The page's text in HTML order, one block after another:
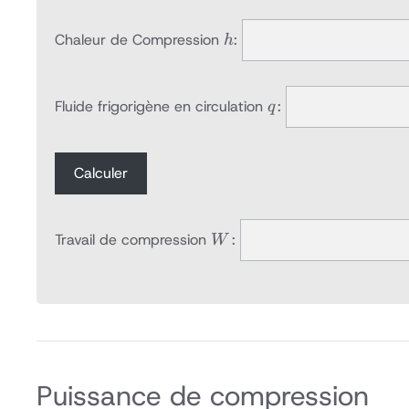
Chaleur de Compression
h
h:
Fluide frigorigène en circulation q:
Calculer
Travail de compression
W
W :
Puissance de compression